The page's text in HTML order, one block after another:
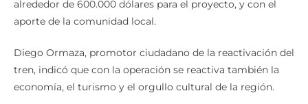
alrededor de 600.000 dólares para el proyecto, y con el
aporte de la comunidad local.
Diego Ormaza, promotor ciudadano de la reactivación del
tren, indicó que con la operación se reactiva también la
economía, el turismo y el orgullo cultural de la región.